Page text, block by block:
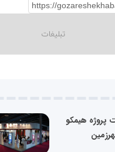
پروژه هیمکو